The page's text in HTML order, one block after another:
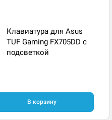
Клавиатура для Asus
TUF Gaming FX705DD с
подсветкой
В корзину